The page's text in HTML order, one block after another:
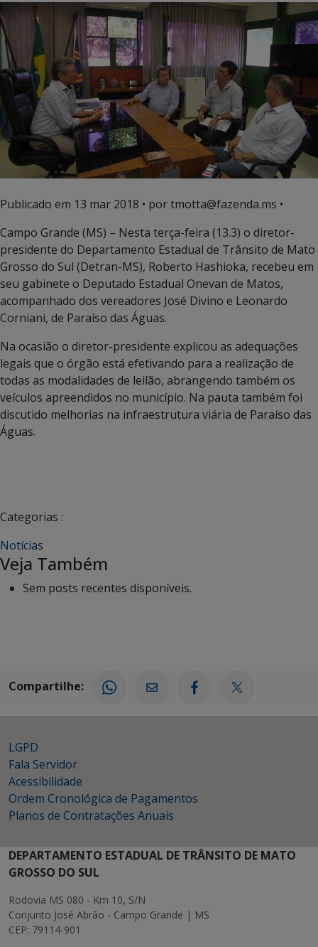
Publicado em 13 mar 2018 • por tmotta@fazenda.ms •
Campo Grande (MS) – Nesta terça-feira (13.3) o diretor-
presidente do Departamento Estadual de Trânsito de Mato
Grosso do Sul (Detran-MS), Roberto Hashioka, recebeu em
seu gabinete o Deputado Estadual Onevan de Matos,
acompanhado dos vereadores José Divino e Leonardo
Corniani, de Paraíso das Águas.
Na ocasião o diretor-presidente explicou as adequações
legais que o órgão está efetivando para a realização de
todas as modalidades de leilão, abrangendo também os
veículos apreendidos no município. Na pauta também foi
discutido melhorias na infraestrutura viária de Paraíso das
Águas.
Categorias :
Notícias
Veja Também
Sem posts recentes disponíveis.
Compartilhe:
LGPD
Fala Servidor
Acessibilidade
Ordem Cronológica de Pagamentos
Planos de Contratações Anuais
DEPARTAMENTO ESTADUAL DE TRÂNSITO DE MATO
GROSSO DO SUL
Rodovia MS 080 - Km 10, S/N
Conjunto José Abrão - Campo Grande | MS
CEP: 79114-901